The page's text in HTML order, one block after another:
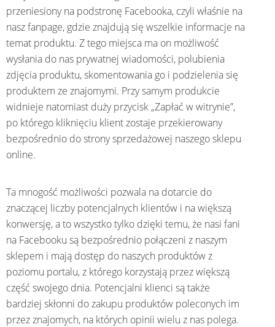
przeniesiony na podstronę Facebooka, czyli właśnie na
nasz fanpage, gdzie znajdują się wszelkie informacje na
temat produktu. Z tego miejsca ma on możliwość
wysłania do nas prywatnej wiadomości, polubienia
zdjęcia produktu, skomentowania go i podzielenia się
produktem ze znajomymi. Przy samym produkcie
widnieje natomiast duży przycisk „Zapłać w witrynie”,
po którego kliknięciu klient zostaje przekierowany
bezpośrednio do strony sprzedażowej naszego sklepu
online.
Ta mnogość możliwości pozwala na dotarcie do
znaczącej liczby potencjalnych klientów i na większą
konwersję, a to wszystko tylko dzięki temu, że nasi fani
na Facebooku są bezpośrednio połączeni z naszym
sklepem i mają dostęp do naszych produktów z
poziomu portalu, z którego korzystają przez większą
część swojego dnia. Potencjalni klienci są także
bardziej skłonni do zakupu produktów poleconych im
przez znajomych, na których opinii wielu z nas polega.